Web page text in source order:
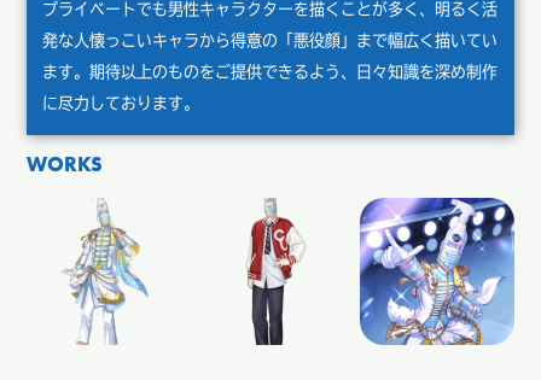
プライベートでも男性キャラクターを描くことが多く、明るく活
発な人懐っこいキャラから得意の「悪役顔」まで幅広く描いてい
ます。期待以上のものをご提供できるよう、日々知識を深め制作
に尽力しております。
WORKS